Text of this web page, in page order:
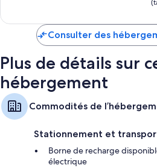
qualité supérieure et un coffre-fort pour
d’autres avantages, notamment le
peignoirs. Les avis des clients n’ont
et le confort général des chambres de
D’autres commodités offertes dans
Des bacs de recyclage et des
Des salles de bain avec une
toilette gratuits
Des téléviseurs à haute définition 42-
spécialisées
Des garde-robes ou placards, des
ménager tous les jours
Consulter des
Plus de détails sur
hébergement
Commodités de
Stationnement et
Borne de recharge
électrique